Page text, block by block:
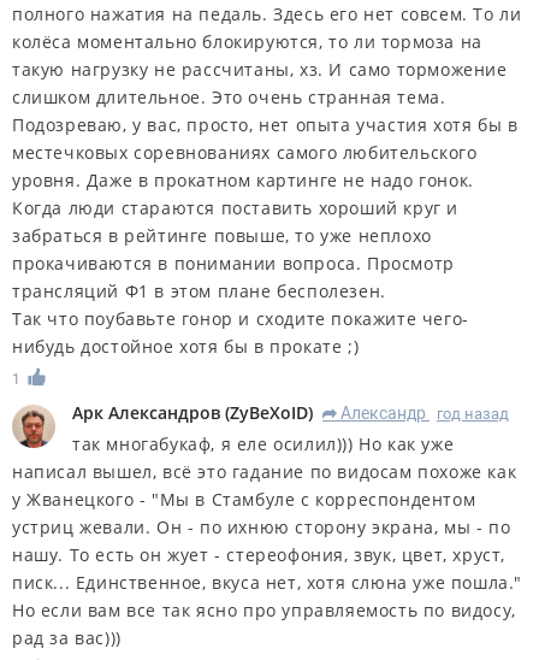
полного нажатия на педаль. Здесь его нет совсем. То ли
колёса моментально блокируются, то ли тормоза на
такую нагрузку не рассчитаны, хз. И само торможение
слишком длительное. Это очень странная тема.
Подозреваю, у вас, просто, нет опыта участия хотя бы в
местечковых соревнованиях самого любительского
уровня. Даже в прокатном картинге не надо гонок.
Когда люди стараются поставить хороший круг и
забраться в рейтинге повыше, то уже неплохо
прокачиваются в понимании вопроса. Просмотр
трансляций Ф1 в этом плане бесполезен.
Так что поубавьте гонор и сходите покажите чего-
нибудь достойное хотя бы в прокате ;)
1
Арк Александров (ZyBeXoID) R Александр год назад
так многабукаф, я еле осилил))) Но как уже
написал вышел, всё это гадание по видосам похоже как
у Жванецкого - "Мы в Стамбуле с корреспондентом
устриц жевали. Он - по ихнюю сторону экрана, мы - по
нашу. То есть он жует - стереофония, звук, цвет, хруст,
писк... Единственное, вкуса нет, хотя слюна уже пошла."
Но если вам все так ясно про управляемость по видосу,
рад за вас)))